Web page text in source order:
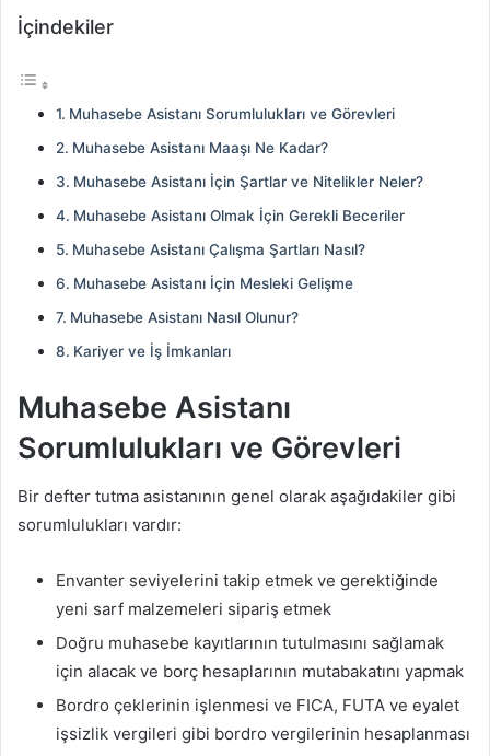
İçindekiler
Muhasebe Asistanı Sorumlulukları ve Görevleri
Muhasebe Asistanı Maaşı Ne Kadar?
Muhasebe Asistanı İçin Şartlar ve Nitelikler Neler?
Muhasebe Asistanı Olmak İçin Gerekli Beceriler
Muhasebe Asistanı Çalışma Şartları Nasıl?
Muhasebe Asistanı İçin Mesleki Gelişme
Muhasebe Asistanı Nasıl Olunur?
Kariyer ve İş İmkanları
Muhasebe Asistanı
Sorumlulukları ve Görevleri
Bir defter tutma asistanının genel olarak aşağıdakiler gibi
sorumlulukları vardır:
Envanter seviyelerini takip etmek ve gerektiğinde
yeni sarf malzemeleri sipariş etmek
Doğru muhasebe kayıtlarının tutulmasını sağlamak
için alacak ve borç hesaplarının mutabakatını yapmak
Bordro çeklerinin işlenmesi ve FICA, FUTA ve eyalet
işsizlik vergileri gibi bordro vergilerinin hesaplanması